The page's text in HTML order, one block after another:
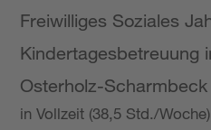
Freiwilliges Soziales
Kindertagesbetreuung
Osterholz-
in Vollzeit (38,5 Std./